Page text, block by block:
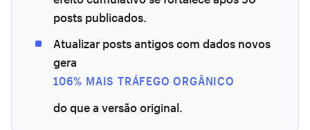
posts publicados.
Atualizar posts antigos com dados novos
gera
106% MAIS TRÁFEGO ORGÂNICO
do que a versão original.